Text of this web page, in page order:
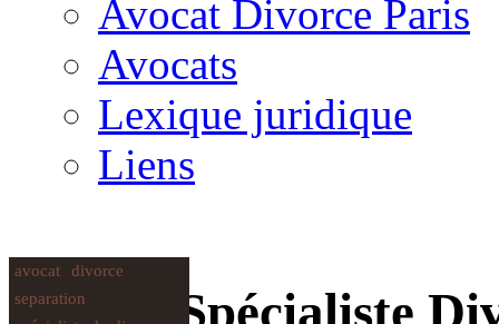
Avocat Divorce Paris
Avocats
Lexique juridique
Liens
avocat
divorce
separation
Avocat Spécialiste